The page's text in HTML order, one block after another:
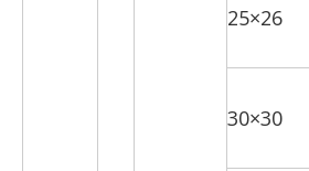
25×26
30×30